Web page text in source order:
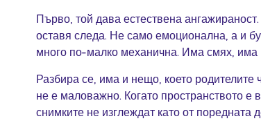
Първо, той дава естествена
оставя следа. Не само емоционална, а и
много по-малко механична. Има смях, има
Разбира се, има и нещо, което
не е маловажно. Когато пространството е
снимките не изглеждат като от поредната